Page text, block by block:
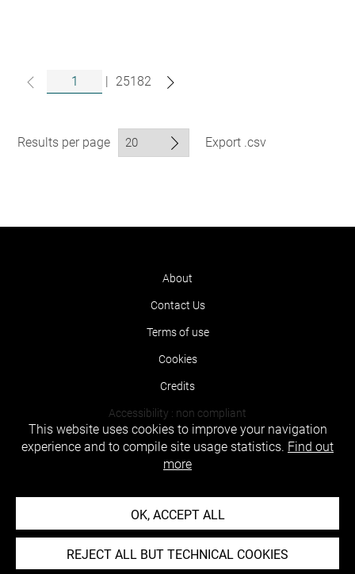
| 25182
Results per page Export .csv
About
Contact Us
Terms of use
Cookies
Credits
Accessibility : non compliant
This website uses cookies to improve your navigation
experience and to compile site usage statistics. Find out
more
OK, ACCEPT ALL
REJECT ALL BUT TECHNICAL COOKIES